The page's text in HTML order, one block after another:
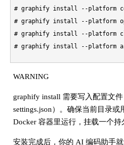
# graphify install --platform
# graphify install --platform
# graphify install --platform
# graphify install --platform
# graphify install --platform
# Windows 用户如果遇到问题，显式指
WARNING
graphify install 需要写入配置文件
settings.json）。确保当前目录
Docker 容器里运行，挂载一个持
安装完成后，你的 AI 编码助手